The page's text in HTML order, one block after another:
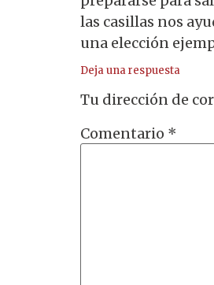
las casillas nos
una elección
Deja una respuesta
Tu dirección de
Comentario *